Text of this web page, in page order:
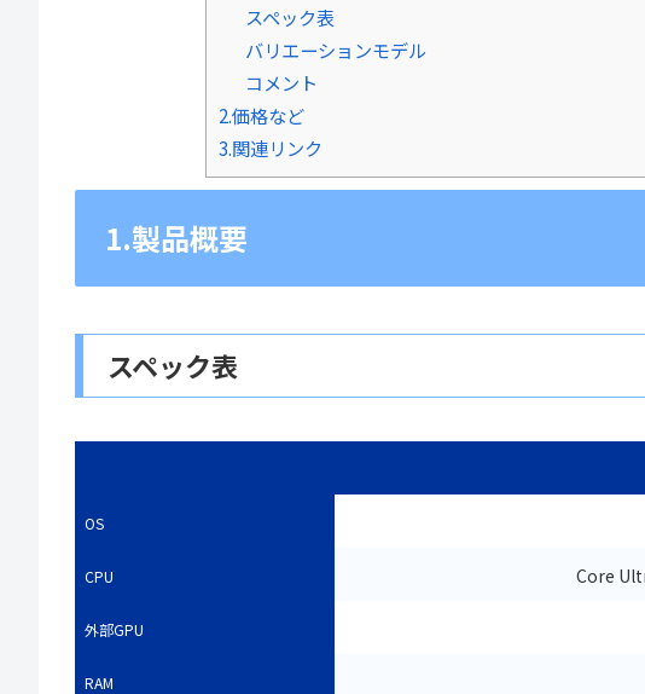
スペック表
バリエーションモデル
コメント
2.価格など
3.関連リンク
1.製品概要
スペック表
OS
CPU Core
外部GPU
RAM